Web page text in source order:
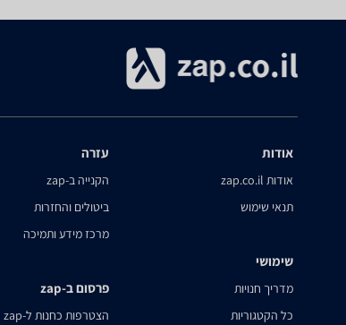
אודות
אודות zap.co.il
תנאי שימוש
שימושי
מדריך חנויות
כל הקטגוריות
עזרה
הקנייה ב-zap
ביטולים והחזרות
מרכז מידע ותמיכה
פרסום ב-zap
הצטרפות כחנות ל-zap